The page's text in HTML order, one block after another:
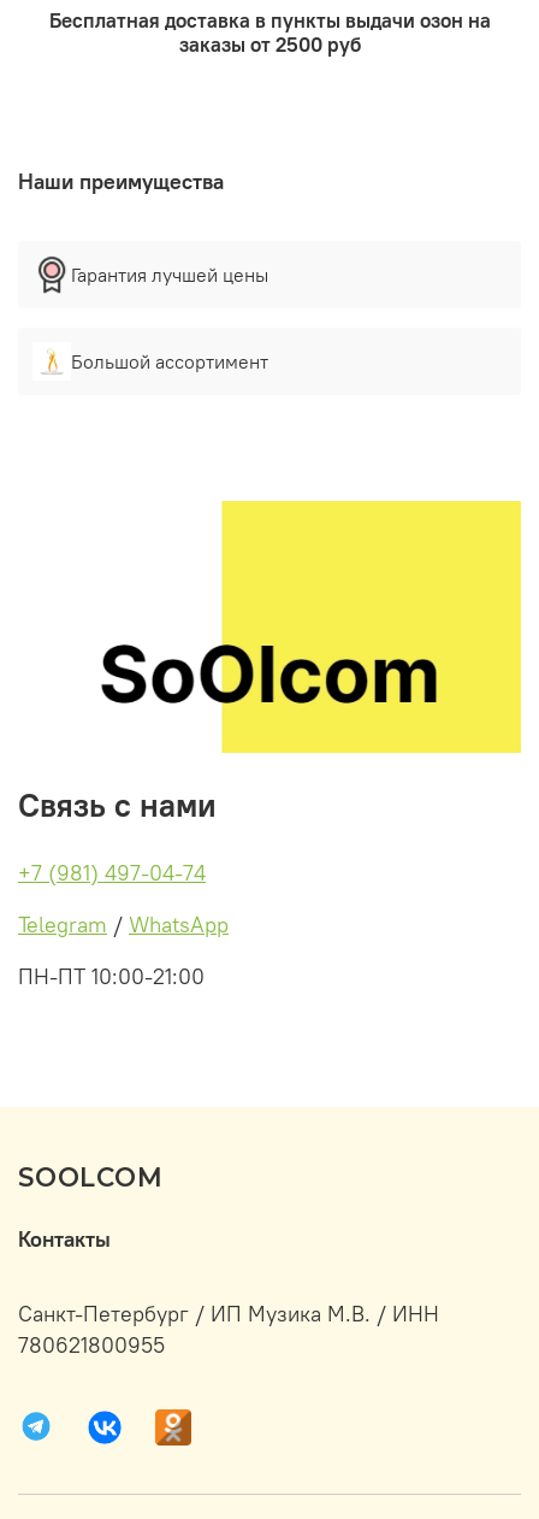
Бесплатная доставка в пункты выдачи озон на
заказы от 2500 руб
Наши преимущества
Гарантия лучшей цены
Большой ассортимент
Связь с нами
+7 (981) 497-04-74
Telegram / WhatsApp
ПН-ПТ 10:00-21:00
SOOLCOM
Контакты
Санкт-Петербург / ИП Музика М.В. / ИНН
780621800955